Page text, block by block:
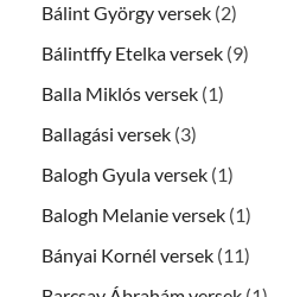
Bálint György versek (2)
Bálintffy Etelka versek (9)
Balla Miklós versek (1)
Ballagási versek (3)
Balogh Gyula versek (1)
Balogh Melanie versek (1)
Bányai Kornél versek (11)